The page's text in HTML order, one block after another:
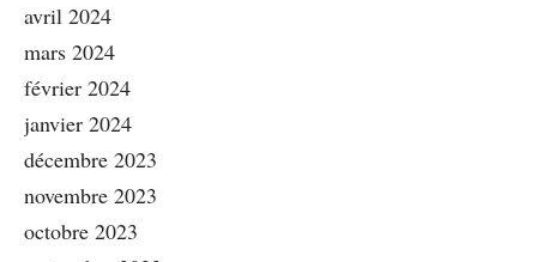
avril 2024
mars 2024
février 2024
janvier 2024
décembre 2023
novembre 2023
octobre 2023